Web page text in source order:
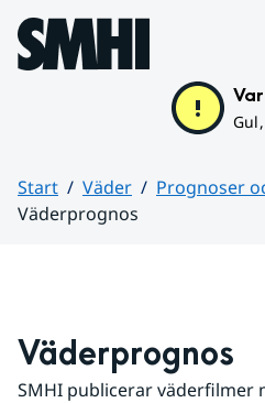
Hoppa till sidans innehåll
Start Väder
Prognoser
Väderprognos
Väderprognos
SMHI publicerar väderfilmer